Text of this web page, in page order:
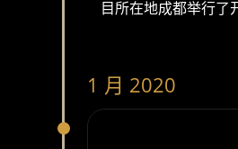
目所在地成都举行了
1 月 2020